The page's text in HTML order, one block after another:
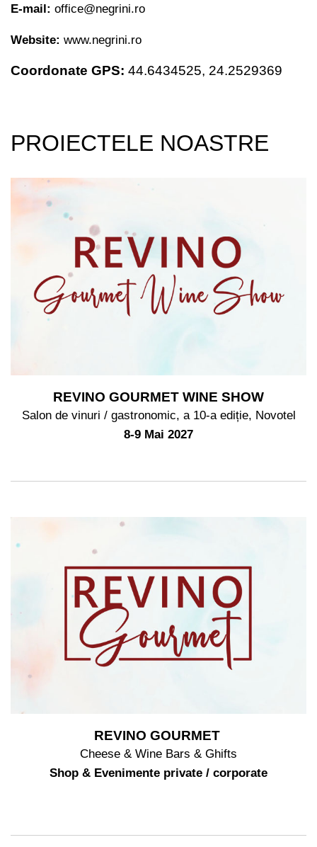
E-mail: office@negrini.ro
Website: www.negrini.ro
Coordonate GPS: 44.6434525, 24.2529369
PROIECTELE NOASTRE
REVINO GOURMET WINE SHOW
Salon de vinuri / gastronomic, a 10-a ediție, Novotel
8-9 Mai 2027
REVINO GOURMET
Cheese & Wine Bars & Ghifts
Shop & Evenimente private / corporate